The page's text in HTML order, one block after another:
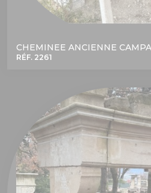
CHEMINEE ANCIENNE
RÉF. 2261